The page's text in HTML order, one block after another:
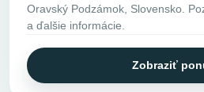
Oravský Podzámok, Slovensko.
a ďalšie informácie.
Zobraziť